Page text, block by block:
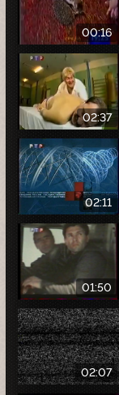
00:16
02:37
02:11
01:50
02:07